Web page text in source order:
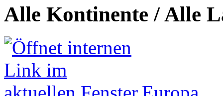
Alle Kontinente / Alle